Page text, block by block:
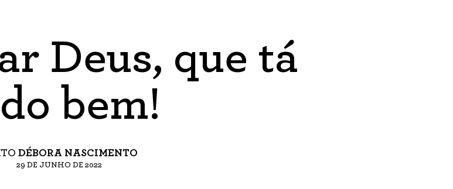
Deus, que tá
bem!
DÉBORA NASCIMENTO
29 DE JUNHO DE 2022